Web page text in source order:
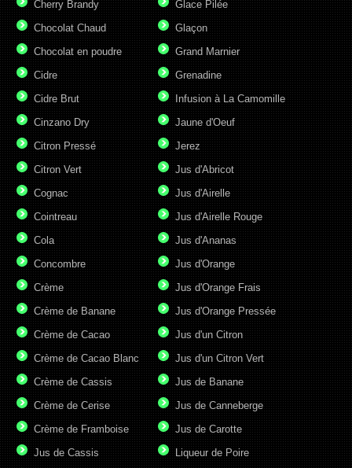
Cherry Brandy
Chocolat Chaud
Chocolat en poudre
Cidre
Cidre Brut
Cinzano Dry
Citron Pressé
Citron Vert
Cognac
Cointreau
Cola
Concombre
Crème
Crème de Banane
Crème de Cacao
Crème de Cacao Blanc
Crème de Cassis
Crème de Cerise
Crème de Framboise
Glace Pilée
Glaçon
Grand Marnier
Grenadine
Infusion à La Camomille
Jaune d'Oeuf
Jerez
Jus d'Abricot
Jus d'Airelle
Jus d'Airelle Rouge
Jus d'Ananas
Jus d'Orange
Jus d'Orange Frais
Jus d'Orange Pressée
Jus d'un Citron
Jus d'un Citron Vert
Jus de Banane
Jus de Canneberge
Jus de Carotte
Jus de Cassis
Liqueur de Poire